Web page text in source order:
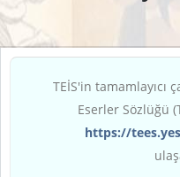
TEİS'in tamamlayıcı
Eserler Sözlüğü
https://